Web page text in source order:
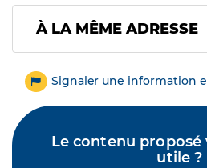
À LA MÊME ADRESSE
Signaler une information
Le contenu
utile ?